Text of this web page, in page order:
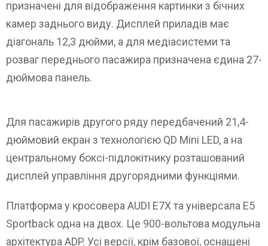
призначені для відображення картинки з бічних
камер заднього виду. Дисплей приладів має
діагональ 12,3 дюйми, а для медіасистеми та
розваг переднього пасажира призначена єдина 27-
дюймова панель.
Для пасажирів другого ряду передбачений 21,4-
дюймовий екран з технологією QD Mini LED, а на
центральному боксі-підлокітнику розташований
дисплей управління другорядними функціями.
Платформа у кросовера AUDI E7X та універсала E5
Sportback одна на двох. Це 900-вольтова модульна
архітектура ADP. Усі версії, крім базової, оснащені